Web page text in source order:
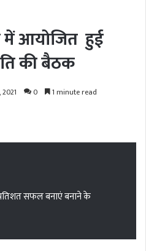
में आयोजित हुई
की बैठक
0 1 minute read
सफल बनाएं बनाने के